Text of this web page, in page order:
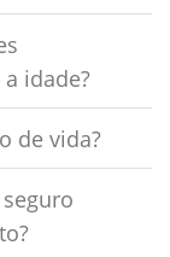
idade?
de vida?